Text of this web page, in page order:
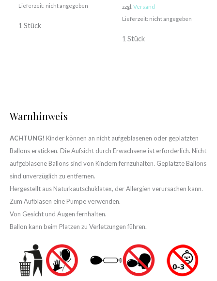
Lieferzeit: nicht angegeben
1 Stück
zzgl. Versand
Lieferzeit: nicht angegeben
1 Stück
Warnhinweis
ACHTUNG! Kinder können an nicht aufgeblasenen oder geplatzten
Ballons ersticken. Die Aufsicht durch Erwachsene ist erforderlich. Nicht
aufgeblasene Ballons sind von Kindern fernzuhalten. Geplatzte Ballons
sind unverzüglich zu entfernen.
Hergestellt aus Naturkautschuklatex, der Allergien verursachen kann.
Zum Aufblasen eine Pumpe verwenden.
Von Gesicht und Augen fernhalten.
Ballon kann beim Platzen zu Verletzungen führen.